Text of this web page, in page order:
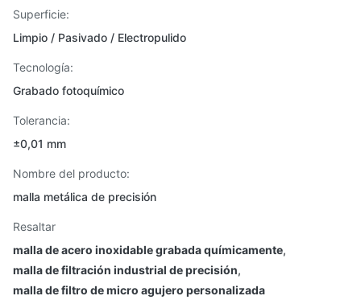
Superficie:
Limpio / Pasivado / Electropulido
Tecnología:
Grabado fotoquímico
Tolerancia:
±0,01 mm
Nombre del producto:
malla metálica de precisión
Resaltar
malla de acero inoxidable grabada químicamente,
malla de filtración industrial de precisión,
malla de filtro de micro agujero personalizada